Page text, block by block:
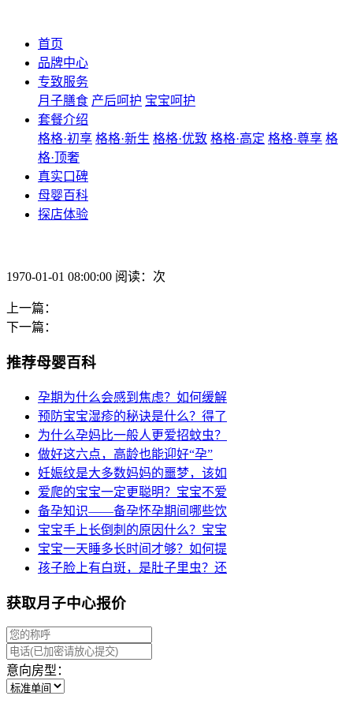
首页
品牌中心
专致服务
月子膳食 产后呵护 宝宝呵护
套餐介绍
格格·初享 格格·新生 格格·优致 格格·高定 格格·尊享 格
格·顶奢
真实口碑
母婴百科
探店体验
1970-01-01 08:00:00 阅读：次
上一篇：
下一篇：
推荐母婴百科
孕期为什么会感到焦虑？如何缓解
预防宝宝湿疹的秘诀是什么？得了
为什么孕妈比一般人更爱招蚊虫？
做好这六点，高龄也能迎好“孕”
妊娠纹是大多数妈妈的噩梦，该如
爱爬的宝宝一定更聪明？宝宝不爱
备孕知识——备孕怀孕期间哪些饮
宝宝手上长倒刺的原因什么？宝宝
宝宝一天睡多长时间才够？如何提
孩子脸上有白斑，是肚子里虫？还
获取月子中心报价
意向房型：